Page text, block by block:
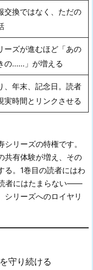
交換ではなく、ただの
ーズが進むほど「あの
の……」が増える
、年末、記念日。読者
実時間とリンクさせる
リーズの特権です。
共有体験が増え、その
る。1巻目の読者にはわ
者にはたまらない——
シリーズへのロイヤリ
守り続ける